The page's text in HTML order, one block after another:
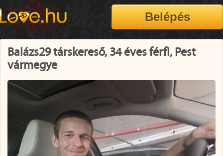
Balázs29 társkereső, 34 éves férfi, Pest
vármegye